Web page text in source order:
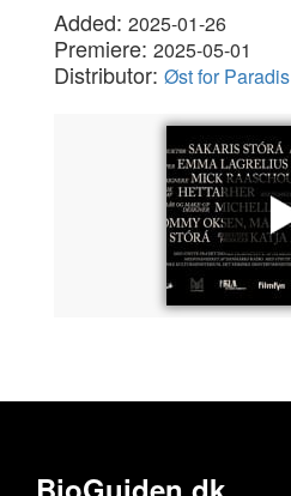
Added: 2025-01-26
Premiere: 2025-05-01
Distributor: Øst for Paradis